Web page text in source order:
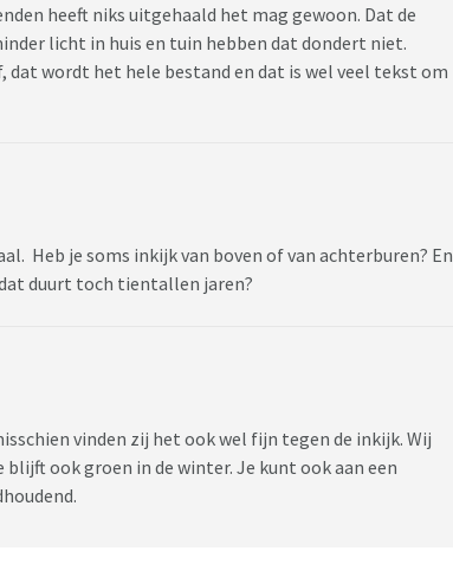
heeft niks uitgehaald het mag gewoon. Dat de
licht in huis en tuin hebben dat dondert niet.
dat wordt het hele bestand en dat is wel veel tekst om
Heb je soms inkijk van boven of van achterburen? En
duurt toch tientallen jaren?
vinden zij het ook wel fijn tegen de inkijk. Wij
ook groen in de winter. Je kunt ook aan een